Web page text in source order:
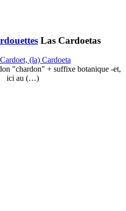
Las Cardoetas
(la) Cardoeta
"chardon" + suffixe botanique -et,
ici au (…)